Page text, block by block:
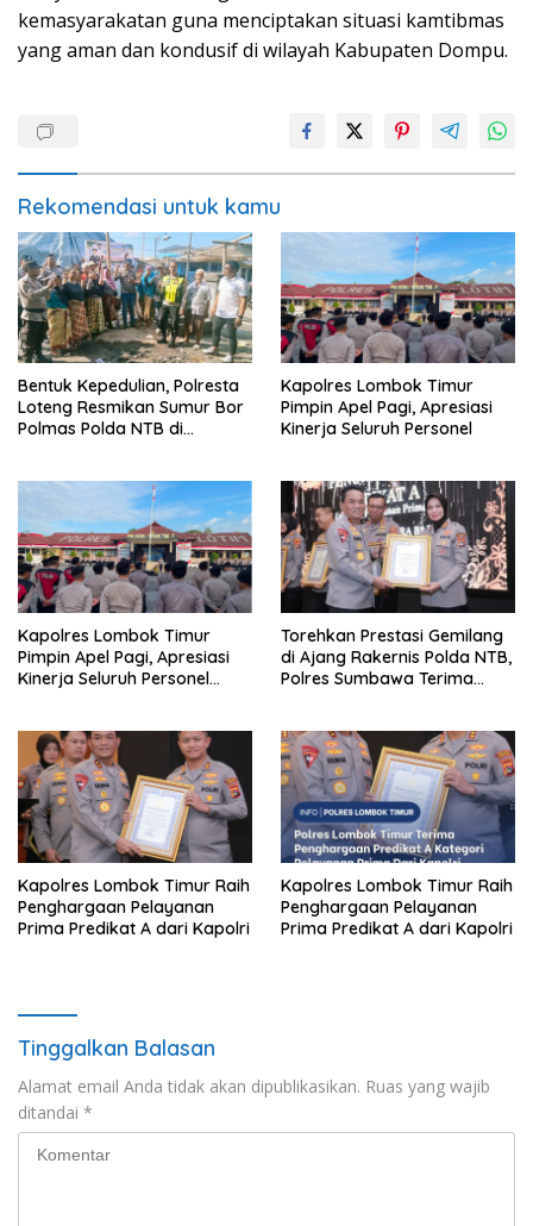
kemasyarakatan guna menciptakan situasi kamtibmas
yang aman dan kondusif di wilayah Kabupaten Dompu.
Rekomendasi untuk kamu
Bentuk Kepedulian, Polresta
Loteng Resmikan Sumur Bor
Polmas Polda NTB di
Kapolres Lombok Timur
Pimpin Apel Pagi, Apresiasi
Kinerja Seluruh Personel
Kapolres Lombok Timur
Pimpin Apel Pagi, Apresiasi
Kinerja Seluruh Personel
Torehkan Prestasi Gemilang
di Ajang Rakernis Polda NTB,
Polres Sumbawa Terima
Kapolres Lombok Timur Raih
Penghargaan Pelayanan
Prima Predikat A dari Kapolri
Kapolres Lombok Timur Raih
Penghargaan Pelayanan
Prima Predikat A dari Kapolri
Tinggalkan Balasan
Alamat email Anda tidak akan dipublikasikan. Ruas yang wajib
ditandai *